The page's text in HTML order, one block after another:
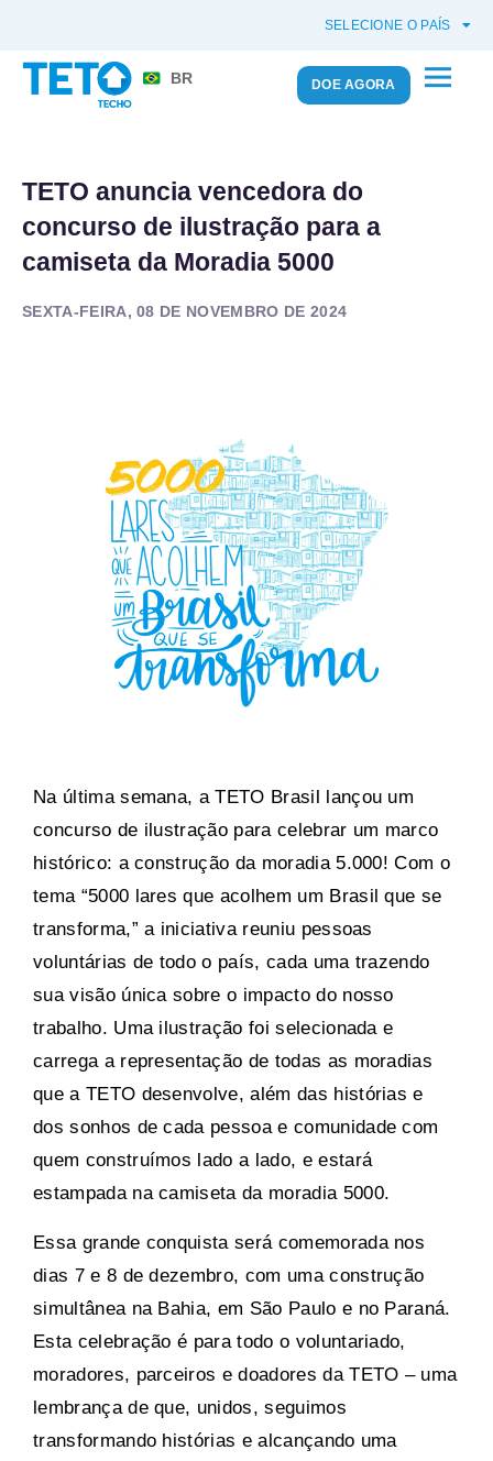
SELECIONE O PAÍS
BR DOE AGORA
TETO anuncia vencedora do
concurso de ilustração para a
camiseta da Moradia 5000
SEXTA-FEIRA, 08 DE NOVEMBRO DE 2024
Na última semana, a TETO Brasil lançou um
concurso de ilustração para celebrar um marco
histórico: a construção da moradia 5.000! Com o
tema “5000 lares que acolhem um Brasil que se
transforma,” a iniciativa reuniu pessoas
voluntárias de todo o país, cada uma trazendo
sua visão única sobre o impacto do nosso
trabalho. Uma ilustração foi selecionada e
carrega a representação de todas as moradias
que a TETO desenvolve, além das histórias e
dos sonhos de cada pessoa e comunidade com
quem construímos lado a lado, e estará
estampada na camiseta da moradia 5000.
Essa grande conquista será comemorada nos
dias 7 e 8 de dezembro, com uma construção
simultânea na Bahia, em São Paulo e no Paraná.
Esta celebração é para todo o voluntariado,
moradores, parceiros e doadores da TETO – uma
lembrança de que, unidos, seguimos
transformando histórias e alcançando uma